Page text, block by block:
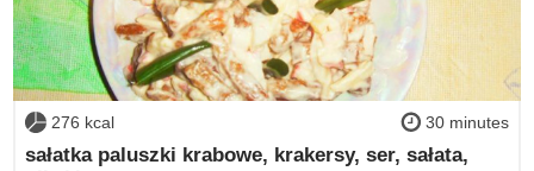
276 kcal 30 minutes
sałatka paluszki krabowe, krakersy, ser, sałata,